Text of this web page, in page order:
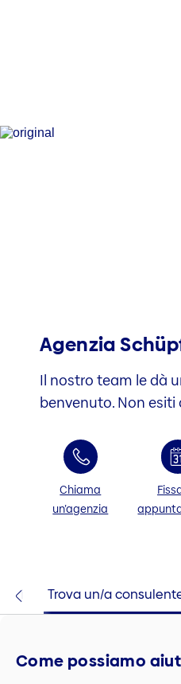
Agenzia
Il nostro team le dà
benvenuto. Non
Chiama
un’agenzia
Trova un/a
Come possiamo